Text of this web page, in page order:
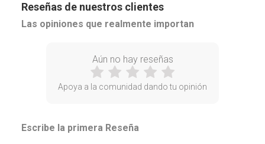
Reseñas de nuestros clientes
Las opiniones que realmente importan
Aún no hay reseñas
Apoya a la comunidad dando tu opinión
Escribe la primera Reseña